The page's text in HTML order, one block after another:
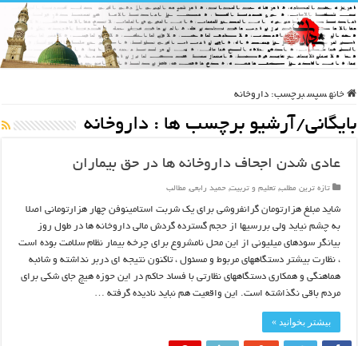
خانه سپس برچسب: داروخانه
بایگانی/آرشیو برچسب ها : داروخانه
عادی شدن اجحاف داروخانه ها در حق بیماران
تازه ترین مطلب, تعلیم و تربیت, حمید رابعی, مطالب
شاید مبلغ هزارتومان گرانفروشی برای یک شربت استامینوفن چهار هزارتومانی اصلا
به چشم نیاید ولی بررسیها از حجم گسترده گردش مالی داروخانه ها در طول روز
بیانگر سودهای میلیونی از این محل نامشروع برای چرخه بیمار نظام سلامت بوده است
، نظارت بیشتر دستگاههای مربوط و مسئول ، تاکنون نتیجه ای دربر نداشته و شائبه
هماهنگی و همکاری دستگاههای نظارتی با فساد حاکم در این حوزه هیچ جای شکی برای
مردم باقی نگذاشته است. این واقعیت هم نباید نادیده گرفته …
بیشتر بخوانید »